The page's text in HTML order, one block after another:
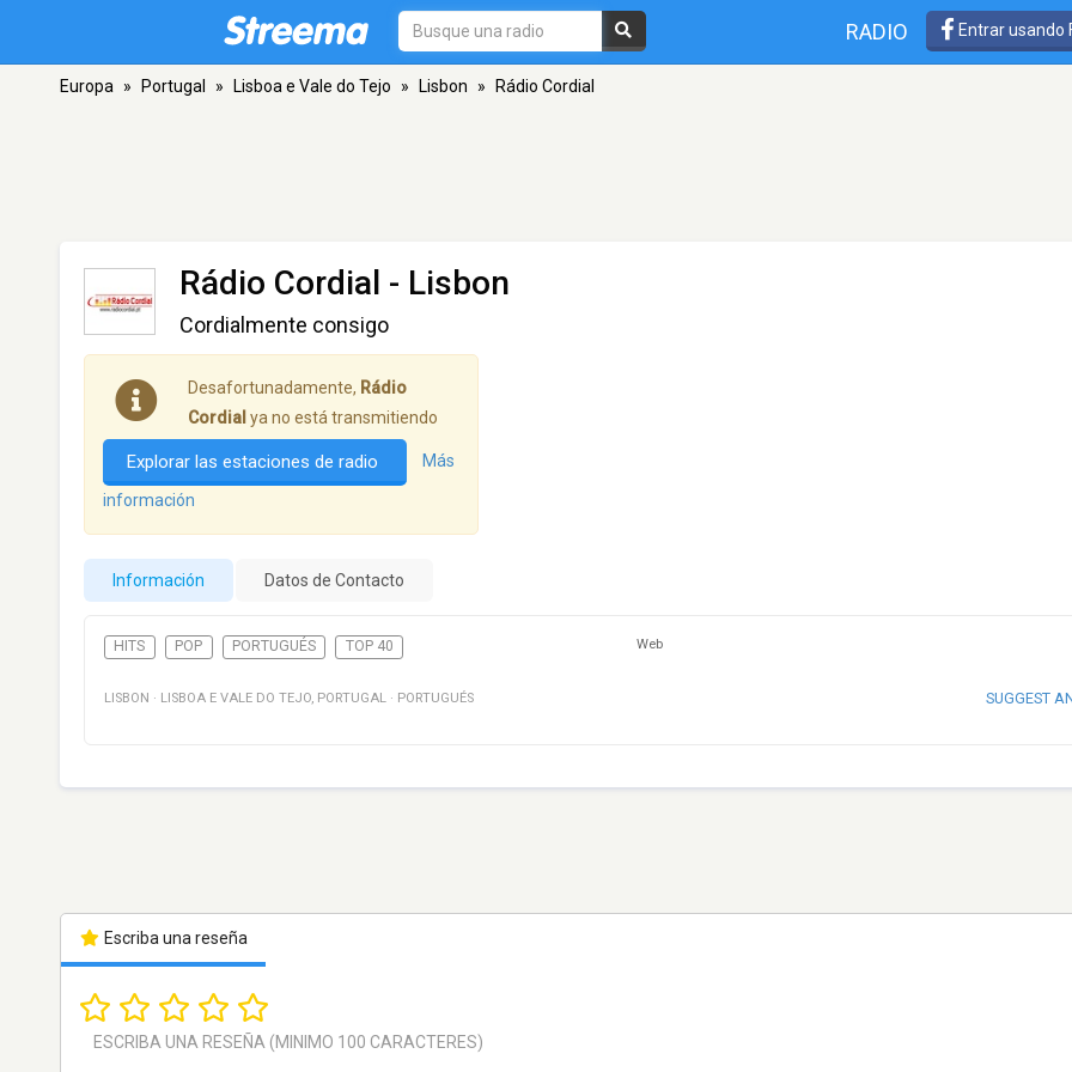
RADIO Entrar usando
Europa » Portugal » Lisboa e Vale do Tejo » Lisbon » Rádio Cordial
Rádio Cordial - Lisbon
Cordialmente consigo
Desafortunadamente, Rádio
Cordial ya no está transmitiendo
Explorar las estaciones de radio Más
información
Información Datos de Contacto
HITS POP PORTUGUÉS TOP 40 Web
LISBON · LISBOA E VALE DO TEJO, PORTUGAL · PORTUGUÉS SUGGEST
Escriba una reseña